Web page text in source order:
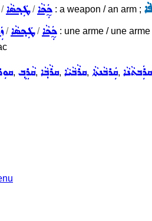
ܛܲܟ݂ܣܵܐ/ܟ̰ܲܟܵܐ : a weapon / an arm ;
/ܛܲܟ݂ܣܵܐ/ܟ̰ܲܟܵܐ : une arme / une
, ܩܵܪܸܒ݂, ܩܪܵܒ݂ܵܐ, ܩܪܵܒܵܝܵܐ, ܩܲܪܒܵܢܬܵܐ, ܩܪܲܒܬܵܢܵܐ